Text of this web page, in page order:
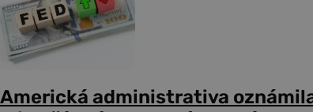
Americká administrativa